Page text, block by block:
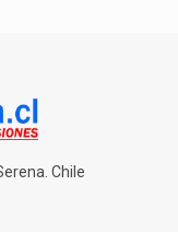
Chile